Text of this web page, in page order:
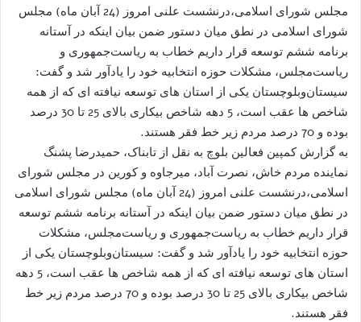
مجلس شورای اسلامی،درنشست علنی امروز (24 آبان ماه) مجلس
شورای اسلامی در نطق میان دستور ضمن بیان اینکه در آستانه
برنامه ششم توسعه قرار داریم خطاب به ریاست‌جمهوری و
ریاست‌مجلس، مشکلات حوزه انتخابیه خود را یادآور شد و گفت:
سیستان‌و‌بلوچستان یکی از استان های توسعه نیافته ای که از همه
شاخص ها عقب است، 5 دهه شاخص بیکاری بالای 25 تا 30 درصد
بوده و 70 درصد مردم زیر خط فقر هستند.
به گزارش کمپین فعالین بلوچ به نقل از تابناک، حمیدرضا پشنگ
نماینده مردم خاش، نصرت آباد، میرجاوه و کورین در مجلس شورای
اسلامی،درنشست علنی امروز (24 آبان ماه) مجلس شورای اسلامی
در نطق میان دستور ضمن بیان اینکه در آستانه برنامه ششم توسعه
قرار داریم خطاب به ریاست‌جمهوری و ریاست‌مجلس، مشکلات
حوزه انتخابیه خود را یادآور شد و گفت: سیستان‌و‌بلوچستان یکی از
استان های توسعه نیافته ای که از همه شاخص ها عقب است، 5 دهه
شاخص بیکاری بالای 25 تا 30 درصد بوده و 70 درصد مردم زیر خط
فقر هستند.